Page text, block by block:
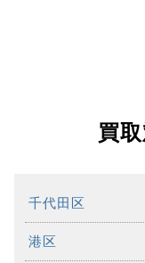
買
千代田区
港区